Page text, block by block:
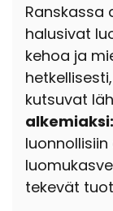
Ranskassa
halusivat
kehoa ja
kutsuvat
alkemiaksi:
tekevät